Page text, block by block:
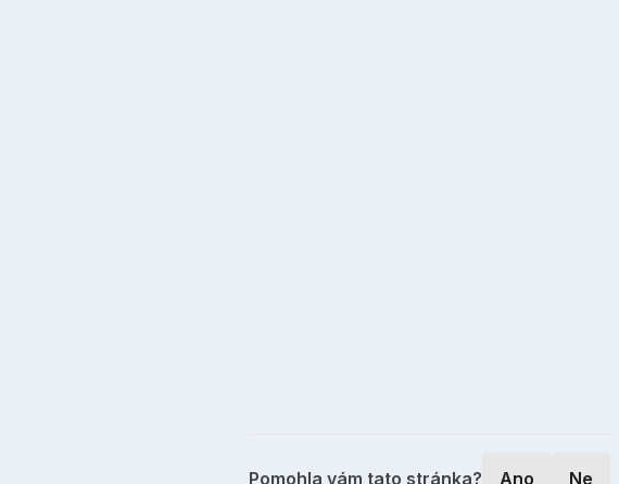
Pomohla vám tato stránka? Ano Ne